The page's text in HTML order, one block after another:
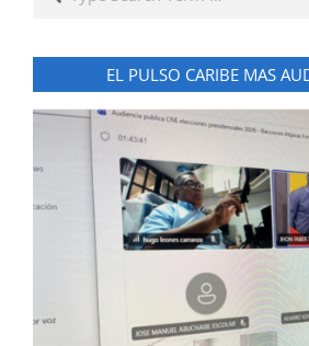
EL PULSO CARIBE MAS